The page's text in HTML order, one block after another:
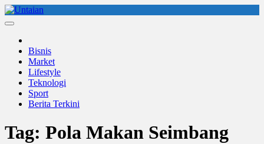
Skip
to
Bisnis
Market
Lifestyle
Teknologi
Sport
Berita Terkini
Tag: Pola Makan Seimbang